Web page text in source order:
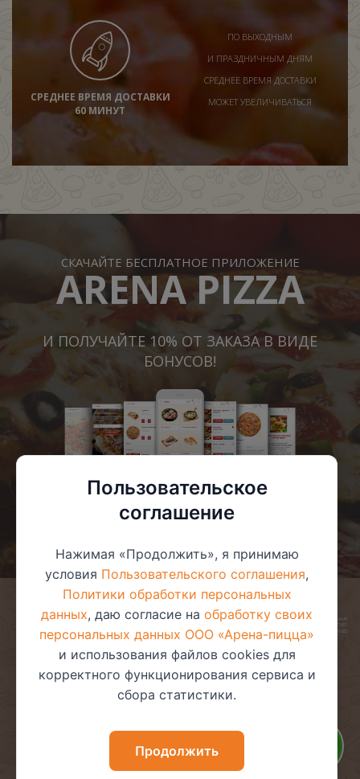
СРЕДНЕЕ ВРЕМЯ ДОСТАВКИ
60 МИНУТ
ПО ВЫХОДНЫМ
И ПРАЗДНИЧНЫМ ДНЯМ
СРЕДНЕЕ ВРЕМЯ ДОСТАВКИ
МОЖЕТ УВЕЛИЧИВАТЬСЯ
СКАЧАЙТЕ БЕСПЛАТНОЕ ПРИЛОЖЕНИЕ
ARENA PIZZA
И ПОЛУЧАЙТЕ 10% ОТ ЗАКАЗА В ВИДЕ
БОНУСОВ!
© 2025 ООО «Арена-пицца»
УНП 391272611
Магазин зарегистрирован в торговом реестре 08.05.2017 №381622
Политика видеонаблюдения
Политика в отношении
обработки файлов cookie
Пользовательское
соглашение
Нажимая «Продолжить», я принимаю
условия Пользовательского соглашения,
Политики обработки персональных
данных, даю согласие на обработку своих
персональных данных ООО «Арена-пицца»
и использования файлов cookies для
корректного функционирования сервиса и
сбора статистики.
Продолжить